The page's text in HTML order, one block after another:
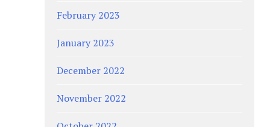
February 2023
January 2023
December 2022
November 2022